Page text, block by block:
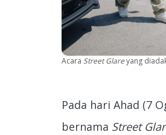
Acara Street Glareyang
Pada hari Ahad (7
bernama Street